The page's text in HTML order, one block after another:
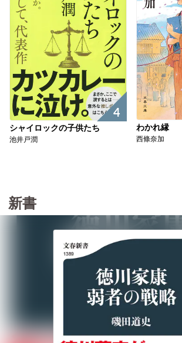
4
シャイロックの子供たち
池井戸潤
わかれ縁
西條奈加
新書